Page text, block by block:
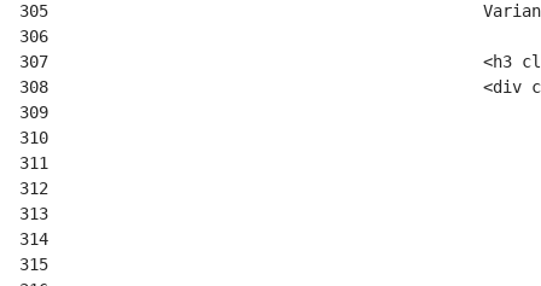
305
306
307
308
309
310
311
312
313
314
315